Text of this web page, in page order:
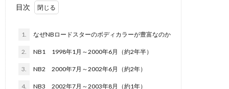
目次
1. なぜNBロードスターのボディカラーが豊富なのか
2. NB1 1998年1月～2000年6月（約2年半）
3. NB2 2000年7月～2002年6月（約2年）
4. NB3 2002年7月～2003年8月（約1年）